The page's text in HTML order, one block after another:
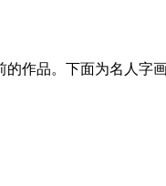
作品。下面为名人字